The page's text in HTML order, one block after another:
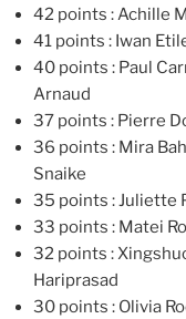
42 points : Achille
41 points : Iwan
40 points : Paul
Arnaud
37 points : Pierre
36 points : Mira
Snaike
35 points : Juliette
33 points : Matei
32 points :
Hariprasad
30 points : Olivia